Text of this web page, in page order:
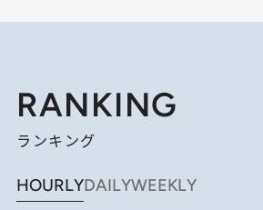
RANKING
ランキング
HOURLYDAILYWEEKLY